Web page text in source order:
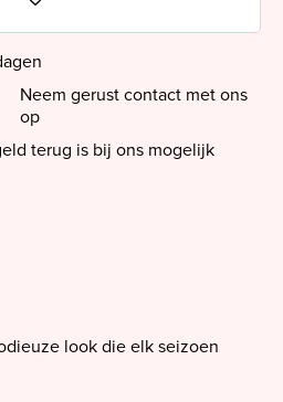
Neem gerust contact met ons
op
terug is bij ons mogelijk
look die elk seizoen